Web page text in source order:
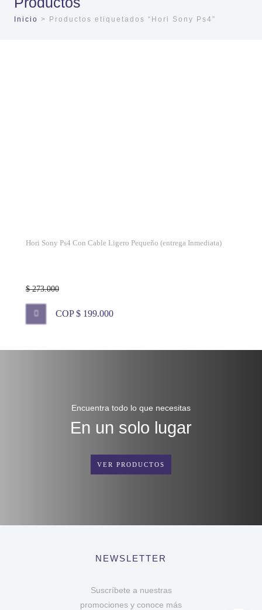
Inicio > Productos etiquetados “Hori Sony Ps4”
Hori Sony Ps4 Con Cable Ligero Pequeño (entrega Inmediata)
$ 273.000
COP $ 199.000
Encuentra todo lo que necesitas
En un solo lugar
VER PRODUCTOS
NEWSLETTER
Suscríbete a nuestras
promociones y conoce más